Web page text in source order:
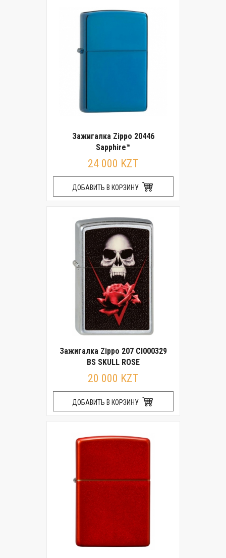
Зажигалка Zippo 20446
Sapphire™
24 000 KZT
ДОБАВИТЬ В КОРЗИНУ
Зажигалка Zippo 207 CI000329
BS SKULL ROSE
20 000 KZT
ДОБАВИТЬ В КОРЗИНУ